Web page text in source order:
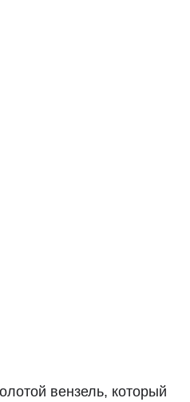
вензель, который